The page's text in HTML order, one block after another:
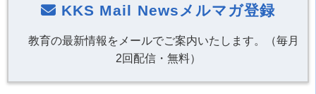
KKS Mail Newsメルマガ登録
教育の最新情報をメールでご案内いたします。（毎月
2回配信・無料）